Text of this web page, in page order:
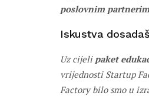
poslovnim
Iskustva
Uz cijeli paket
vrijednosti Startup
Factory bilo smo u